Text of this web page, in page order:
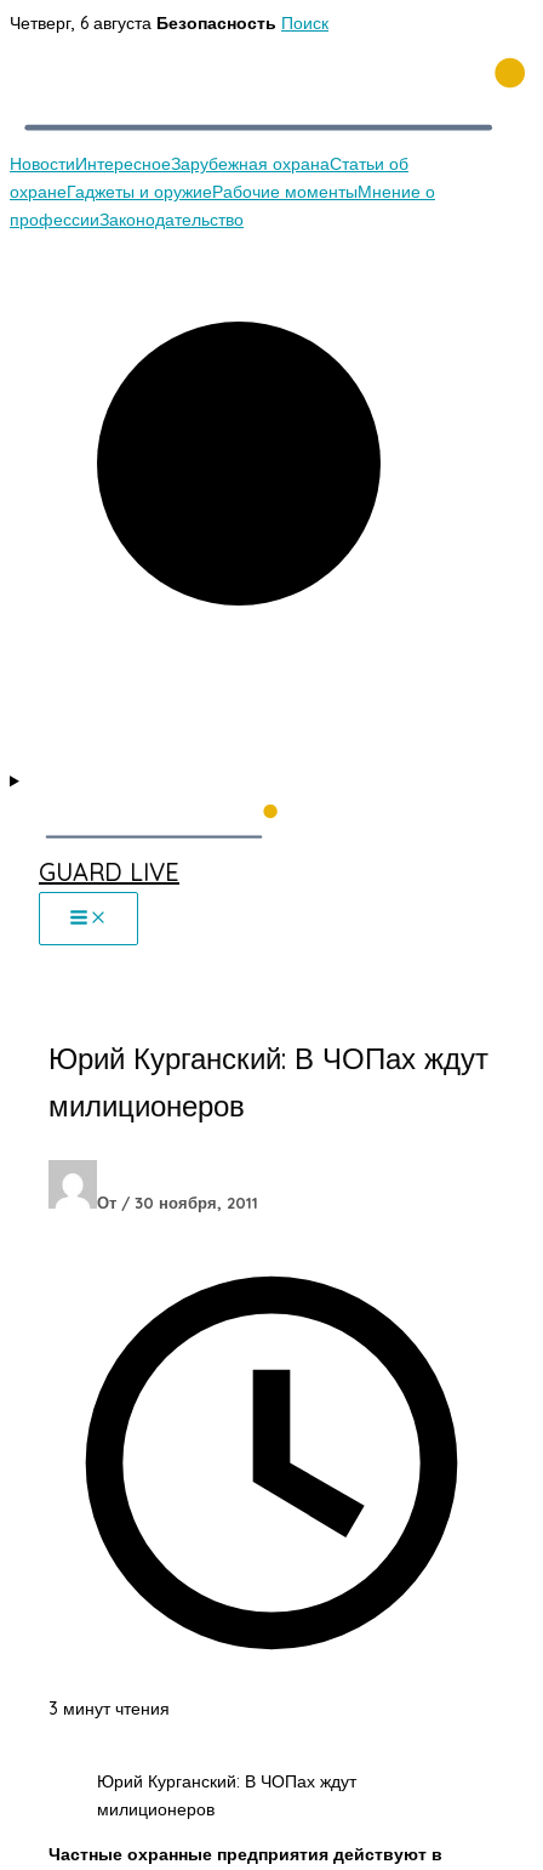
Перейти
Четверг, 6 августа Безопасность Поиск
НовостиИнтересноеЗарубежная охранаСтатьи об
охранеГаджеты и оружиеРабочие моментыМнение о
профессииЗаконодательство
GUARD LIVE
Юрий Курганский: В ЧОПах ждут
милиционеров
От / 30 ноября, 2011
3 минут чтения
Юрий Курганский: В ЧОПах ждут
милиционеров
Частные охранные предприятия действуют в